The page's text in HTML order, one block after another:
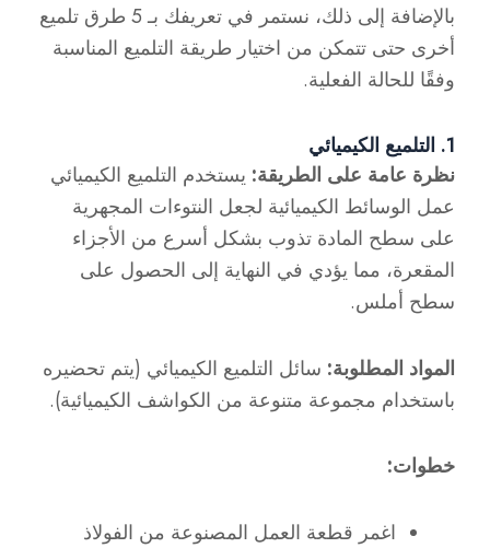
بالإضافة إلى ذلك، نستمر في تعريفك بـ 5 طرق تلميع
أخرى حتى تتمكن من اختيار طريقة التلميع المناسبة
وفقًا للحالة الفعلية.
1. التلميع الكيميائي
نظرة عامة على الطريقة: يستخدم التلميع الكيميائي
عمل الوسائط الكيميائية لجعل النتوءات المجهرية
على سطح المادة تذوب بشكل أسرع من الأجزاء
المقعرة، مما يؤدي في النهاية إلى الحصول على
سطح أملس.
المواد المطلوبة: سائل التلميع الكيميائي (يتم تحضيره
باستخدام مجموعة متنوعة من الكواشف الكيميائية).
خطوات:
اغمر قطعة العمل المصنوعة من الفولاذ